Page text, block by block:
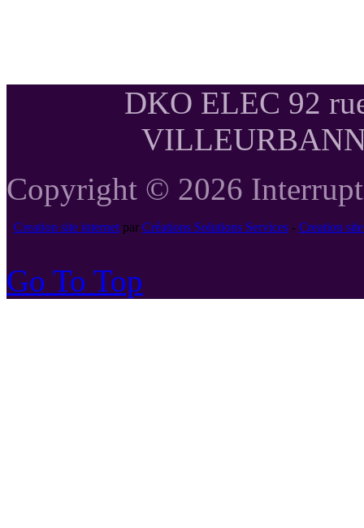
DKO ELEC 92
Copyright © 2026
Creation site internetpar Créations Solutions Services- Creation
Go To Top